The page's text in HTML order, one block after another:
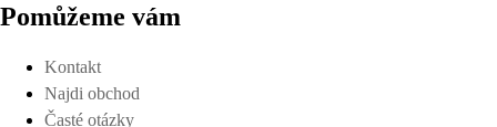
Pomůžeme vám
Kontakt
Najdi obchod
Časté otázky